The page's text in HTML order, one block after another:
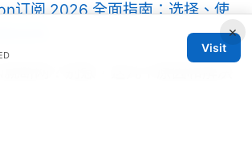
订阅 2026 全面指南：选择、使
全性
断网？别急，这几个原因和解决
×
Visit